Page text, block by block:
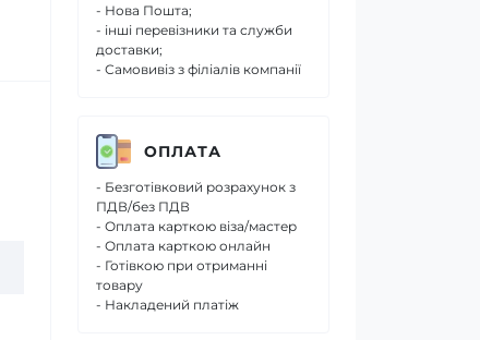
- Нова Пошта;
- інші перевізники та служби
доставки;
- Самовивіз з філіалів компанії
ОПЛАТА
- Безготівковий розрахунок з
ПДВ/без ПДВ
- Оплата карткою віза/мастер
- Оплата карткою онлайн
- Готівкою при отриманні
товару
- Накладений платіж